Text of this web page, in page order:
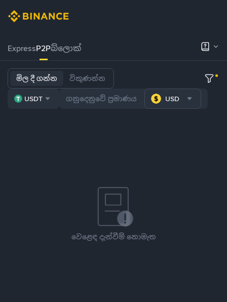
ExpressP2Pබ්ලොක්
මිල දී ගන්න විකුණන්න
USDT USD
වෙළෙඳ දැන්වීම් නොමැත